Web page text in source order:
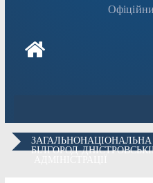
БІЛГОРОД-